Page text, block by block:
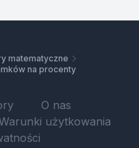
matematyczne
na procenty
O nas
użytkowania